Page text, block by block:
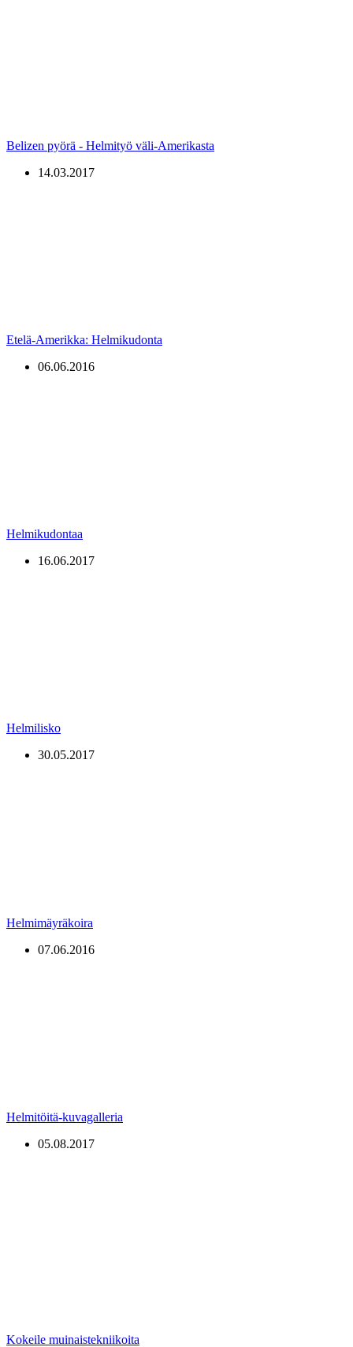
Belizen pyörä - Helmityö väli-Amerikasta
14.03.2017
Etelä-Amerikka: Helmikudonta
06.06.2016
Helmikudontaa
16.06.2017
Helmilisko
30.05.2017
Helmimäyräkoira
07.06.2016
Helmitöitä-kuvagalleria
05.08.2017
Kokeile muinaistekniikoita